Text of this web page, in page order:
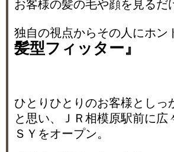
お客様の髪の毛や顔を見る
独自の視点からその人にホン
髪型フィッター』
ひとりひとりのお客様とし
と思い、ＪＲ相模原駅前に
ＳＹをオープン。